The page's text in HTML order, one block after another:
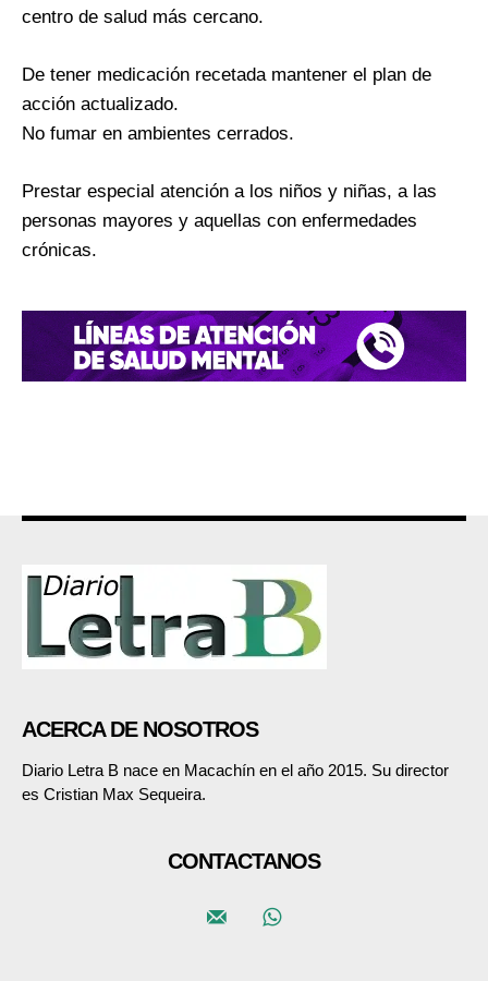
centro de salud más cercano.
De tener medicación recetada mantener el plan de
acción actualizado.
No fumar en ambientes cerrados.
Prestar especial atención a los niños y niñas, a las
personas mayores y aquellas con enfermedades
crónicas.
ACERCA DE NOSOTROS
Diario Letra B nace en Macachín en el año 2015. Su director
es Cristian Max Sequeira.
CONTACTANOS